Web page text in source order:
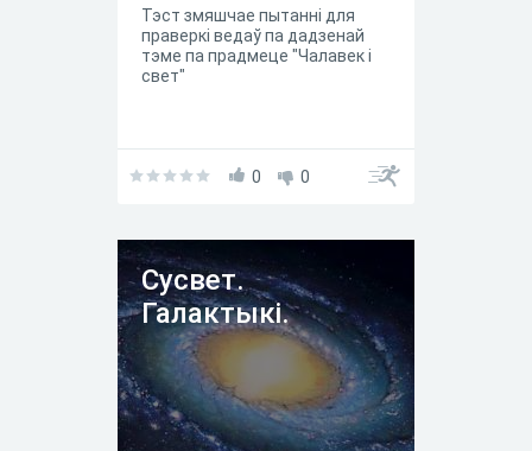
Тэст змяшчае пытанні для
праверкі ведаў па дадзенай
тэме па прадмеце "Чалавек і
свет"
0 0
Сусвет.
Галактыкі.